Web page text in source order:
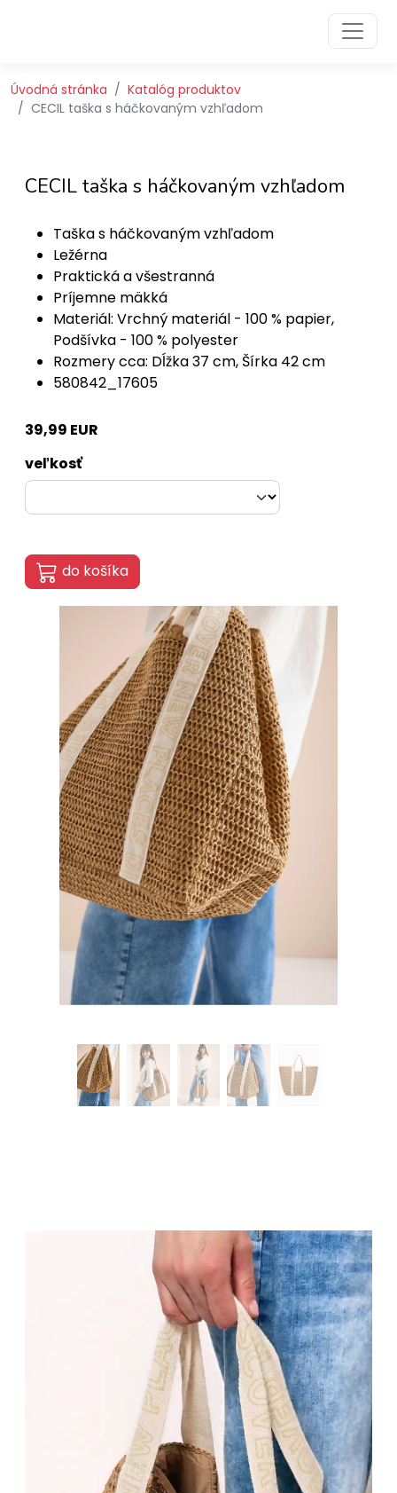
Úvodná stránka
Katalóg produktov
CECIL taška s háčkovaným vzhľadom
CECIL taška s háčkovaným vzhľadom
Taška s háčkovaným vzhľadom
Ležérna
Praktická a všestranná
Príjemne mäkká
Materiál: Vrchný materiál - 100 % papier,
Podšívka - 100 % polyester
Rozmery cca: Dĺžka 37 cm, Šírka 42 cm
580842_17605
39,99 EUR
veľkosť
do košíka